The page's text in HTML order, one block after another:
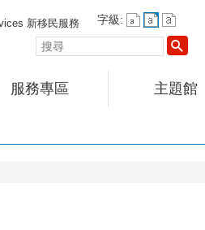
新移民服務
字級:
尋
服務專區 主題館